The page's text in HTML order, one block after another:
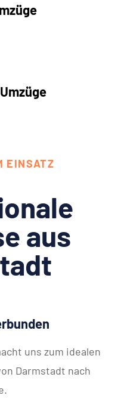
EINSATZ
aus
uns zum idealen
Darmstadt nach